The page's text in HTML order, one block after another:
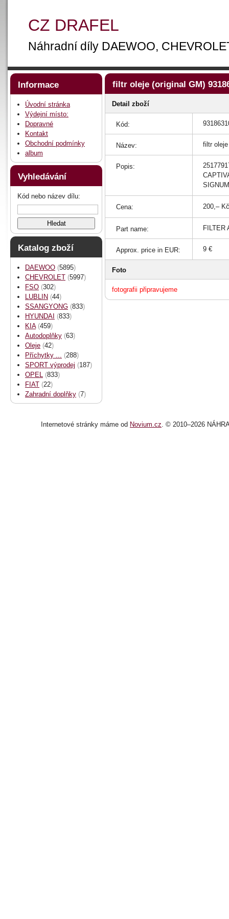
Informace
Úvodní stránka
Výdejní místo:
Dopravné
Kontakt
Obchodní podmínky
album
Vyhledávání
Kód nebo název dílu:
Katalog zboží
DAEWOO (5895)
CHEVROLET (5997)
FSO (302)
LUBLIN (44)
SSANGYONG (833)
HYUNDAI (833)
KIA (459)
Autodoplňky (63)
Oleje (42)
Příchytky ... (288)
SPORT výprodej (187)
OPEL (833)
FIAT (22)
Zahradní doplňky (7)
filtr oleje (original GM)
Detail zboží
Kód:
Název: filtr
Popis:
Cena: 200,–
Part name: FILTER
Approx. price in EUR: 9 €
Foto
fotografii připravujeme
Internetové stránky máme od Novium.cz. © 2010–2026
CZ DRAFEL
Náhradní díly DAEWOO,